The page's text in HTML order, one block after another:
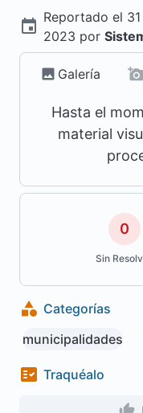
Reportado el
2023 por
Galería
Hasta el
material
0
Sin
Categorías
municipalidades
Traquéalo